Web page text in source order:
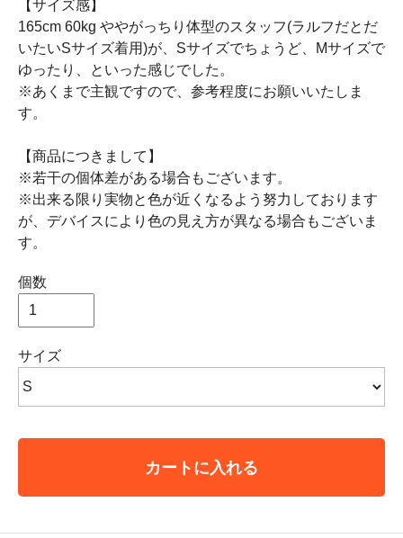
【サイズ感】
165cm 60kg ややがっちり体型のスタッフ(ラルフだとだ
いたいSサイズ着用)が、Sサイズでちょうど、Mサイズで
ゆったり、といった感じでした。
※あくまで主観ですので、参考程度にお願いいたしま
す。
【商品につきまして】
※若干の個体差がある場合もございます。
※出来る限り実物と色が近くなるよう努力しております
が、デバイスにより色の見え方が異なる場合もございま
す。
個数
サイズ
カートに入れる